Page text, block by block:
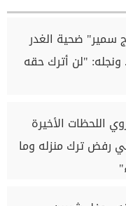
سمير" ضحية الغدر
"لن أترك حقه
اللحظات الأخيرة
رفض ترك منزله وما